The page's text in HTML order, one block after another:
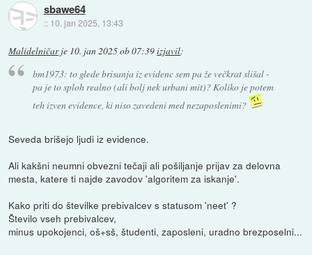
sbawe64
:: 10. jan 2025, 13:43
Malidelničarje 10. jan 2025 ob 07:39izjavil:
bm1973: to glede brisanja iz evidenc sem pa že večkrat slišal -
pa je to sploh realno (ali bolj nek urbani mit)? Koliko je potem
teh izven evidence, ki niso zavedeni med nezaposlenimi?
Seveda brišejo ljudi iz evidence.
Ali kakšni neumni obvezni tečaji ali pošiljanje prijav za delovna
mesta, katere ti najde zavodov 'algoritem za iskanje'.
Kako priti do številke prebivalcev s statusom 'neet' ?
Število vseh prebivalcev,
minus upokojenci, oš+sš, študenti, zaposleni, uradno brezposelni...